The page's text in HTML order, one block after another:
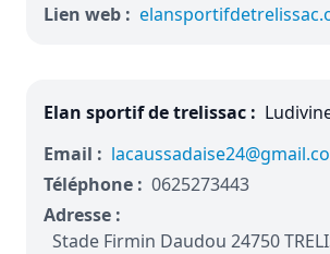
Lien web :
Elan sportif de trelissac :
Email :
Téléphone : 0625273443
Adresse :
Stade Firmin Daudou 24750